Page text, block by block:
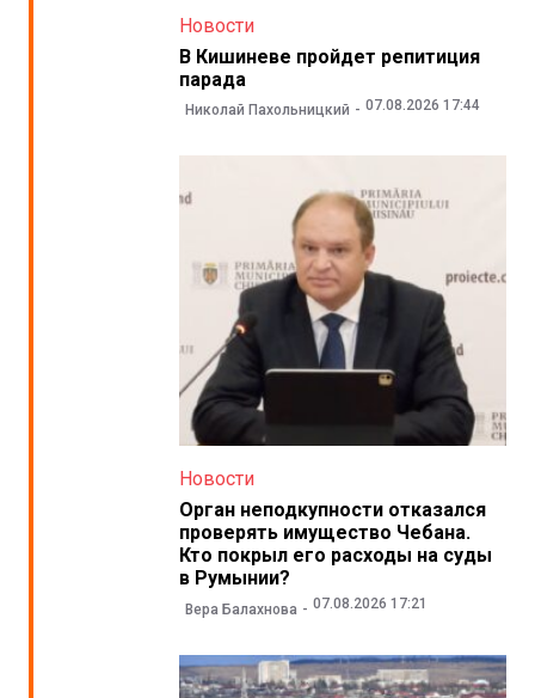
Новости
В Кишиневе пройдет репитиция
парада
Николай Пахольницкий 07.08.2026 17:44
Новости
Орган неподкупности отказался
проверять имущество Чебана.
Кто покрыл его расходы на суды
в Румынии?
Вера Балахнова 07.08.2026 17:21